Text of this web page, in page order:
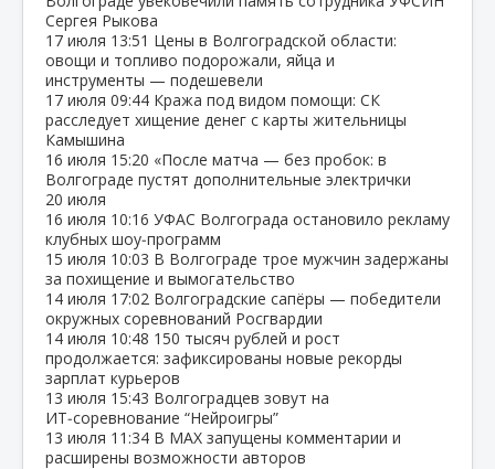
Сергея Рыкова
17 июля 13:51 Цены в Волгоградской области:
овощи и топливо подорожали, яйца и
инструменты — подешевели
17 июля 09:44 Кража под видом помощи: СК
расследует хищение денег с карты жительницы
Камышина
16 июля 15:20 «После матча — без пробок: в
Волгограде пустят дополнительные электрички
20 июля
16 июля 10:16 УФАС Волгограда остановило рекламу
клубных шоу‑программ
15 июля 10:03 В Волгограде трое мужчин задержаны
за похищение и вымогательство
14 июля 17:02 Волгоградские сапёры — победители
окружных соревнований Росгвардии
14 июля 10:48 150 тысяч рублей и рост
продолжается: зафиксированы новые рекорды
зарплат курьеров
13 июля 15:43 Волгоградцев зовут на
ИТ‑соревнование “Нейроигры”
13 июля 11:34 В МАХ запущены комментарии и
расширены возможности авторов